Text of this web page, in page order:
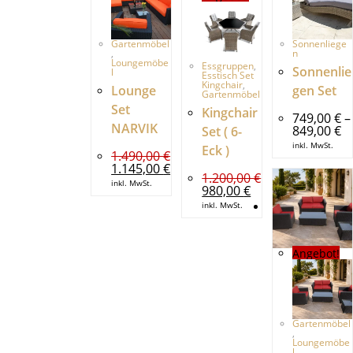
Gartenmöbel
,
Loungemöbe
l
Lounge
Set
NARVIK
1.490,00€
Ursprünglicher
Preis
war:
1.145,00€Aktueller
Preis
1.145,00 €.
inkl. MwSt.
Essgruppen,
Esstisch Set
Kingchair,
Gartenmöbel
Kingchair
Set ( 6-
Eck )
1.200,00€
Ursprünglicher
Preis
war:
980,00€Aktueller
Preis
ist:
980,00 €.
inkl. MwSt.
Sonnenliege
n
Sonnenlie
gen Set
749,00€–
849,00€
inkl. MwSt.
Angebot!
Gartenmöbel
,
Loungemöbe